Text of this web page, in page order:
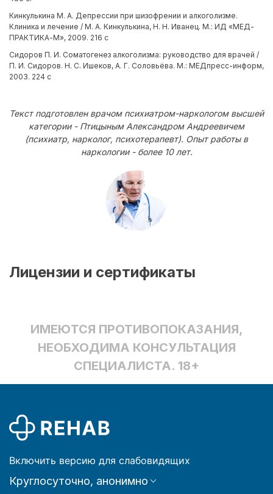
Кинкулькина М. А. Депрессии при шизофрении и алкоголизме.
Клиника и лечение / М. А. Кинкулькина, Н. Н. Иванец. М.: ИД «МЕД-
ПРАКТИКА-М», 2009. 216 с
Сидоров П. И. Соматогенез алкоголизма: руководство для врачей /
П. И. Сидоров. Н. С. Ишеков, А. Г. Соловьёва. М.: МЕДпресс-информ,
2003. 224 с
Текст подготовлен врачом психиатром-наркологом высшей
категории - Птицыным Александром Андреевичем
(психиатр, нарколог, психотерапевт). Опыт работы в
наркологии - более 10 лет.
Лицензии и сертификаты
ИМЕЮТСЯ ПРОТИВОПОКАЗАНИЯ,
НЕОБХОДИМА КОНСУЛЬТАЦИЯ
СПЕЦИАЛИСТА. 18+
Включить версию для слабовидящих
Круглосуточно, анонимно